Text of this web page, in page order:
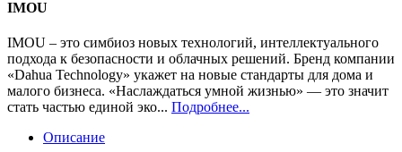
IMOU
IMOU – это симбиоз новых технологий, интеллектуального
подхода к безопасности и облачных решений. Бренд компании
«Dahua Technology» укажет на новые стандарты для дома и
малого бизнеса. «Наслаждаться умной жизнью» — это значит
стать частью единой эко... Подробнее...
Описание